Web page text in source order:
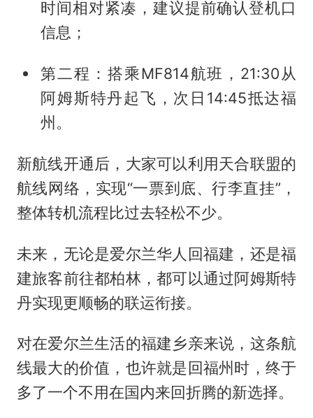
时间相对紧凑，建议提前确认登机口
信息；
第二程：搭乘MF814航班，21:30从
阿姆斯特丹起飞，次日14:45抵达福
州。
新航线开通后，大家可以利用天合联盟的
航线网络，实现“一票到底、行李直挂”，
整体转机流程比过去轻松不少。
未来，无论是爱尔兰华人回福建，还是福
建旅客前往都柏林，都可以通过阿姆斯特
丹实现更顺畅的联运衔接。
对在爱尔兰生活的福建乡亲来说，这条航
线最大的价值，也许就是回福州时，终于
多了一个不用在国内来回折腾的新选择。